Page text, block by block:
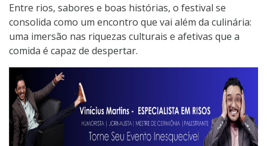
Entre rios, sabores e boas histórias, o festival se
consolida como um encontro que vai além da culinária:
uma imersão nas riquezas culturais e afetivas que a
comida é capaz de despertar.